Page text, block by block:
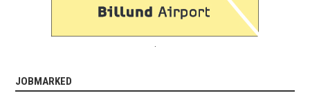
JOBMARKED